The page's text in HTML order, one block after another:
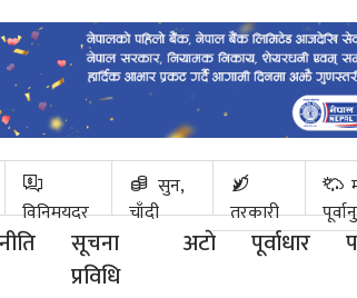
विनिमयदर
सुन,
चाँदी
तरकारी
सूचना
प्रविधि
अटाे पूर्वाधार